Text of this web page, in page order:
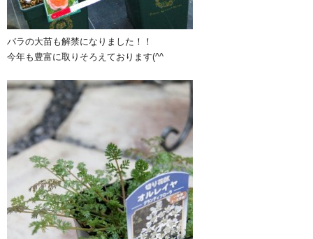
バラの大苗も解禁になりました！！
今年も豊富に取りそろえております(^^ゞ